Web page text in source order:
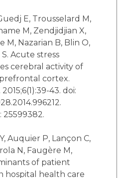
E, Trousselard M,
M, Zendjidjian X,
M, Nazarian B, Blin O,
Acute stress
cerebral activity of
cortex.
43. doi:
25599382.
Auquier P, Lançon C,
N, Faugère M,
of patient
hospital health care